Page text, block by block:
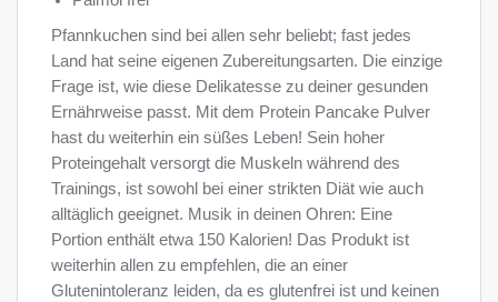
Pfannkuchen sind bei allen sehr beliebt; fast jedes
Land hat seine eigenen Zubereitungsarten. Die einzige
Frage ist, wie diese Delikatesse zu deiner gesunden
Ernährweise passt. Mit dem Protein Pancake Pulver
hast du weiterhin ein süßes Leben! Sein hoher
Proteingehalt versorgt die Muskeln während des
Trainings, ist sowohl bei einer strikten Diät wie auch
alltäglich geeignet. Musik in deinen Ohren: Eine
Portion enthält etwa 150 Kalorien! Das Produkt ist
weiterhin allen zu empfehlen, die an einer
Glutenintoleranz leiden, da es glutenfrei ist und keinen